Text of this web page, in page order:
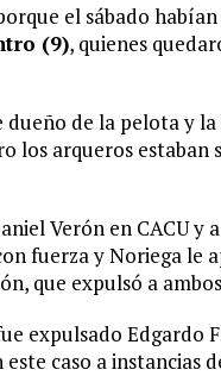
el sábado
(9), quienes
de la pelota y la
los arqueros estaban
Verón en CACU y
fuerza y Noriega le
que expulsó a
expulsado Edgardo
caso a instancias